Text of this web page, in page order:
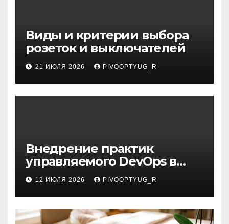
Виды и критерии выбора
розеток и выключателей
21 ИЮЛЯ 2026 PIVOOPTYUG_R
Внедрение практик
управляемого DevOps в
корпоративную ИТ-
инфраструктуру
12 ИЮЛЯ 2026 PIVOOPTYUG_R